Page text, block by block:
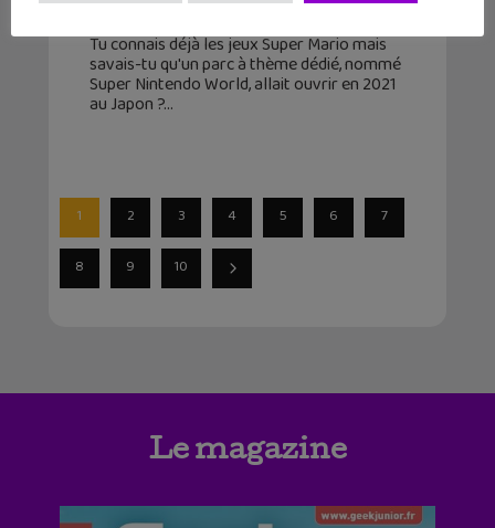
Tu connais déjà les jeux Super Mario mais
savais-tu qu'un parc à thème dédié, nommé
Super Nintendo World, allait ouvrir en 2021
au Japon ?
1 2 3 4 5 6 7
8 9 10
Le magazine